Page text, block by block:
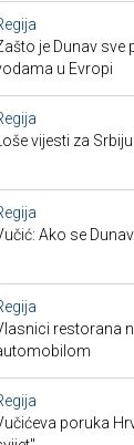
je Dunav sve
u Evropi
Loše vijesti za
Ako se
restorana
poruka